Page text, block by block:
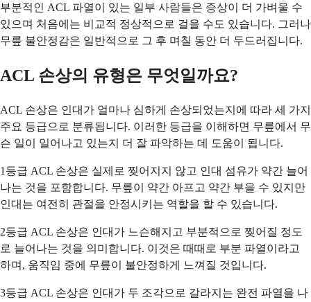
부분적인 ACL 파열이 있는 일부 사람들은 증상이 더 가벼울 수
있으며 처음에는 비교적 정상적으로 걸을 수도 있습니다. 그러나
무릎 불안정감은 일반적으로 그 후 며칠 동안 더 두드러집니다.
ACL 손상의 유형은 무엇일까요?
ACL 손상은 인대가 얼마나 심하게 손상되었는지에 따라 세 가지
주요 등급으로 분류됩니다. 이러한 등급을 이해하면 무릎에서 무
슨 일이 일어나고 있는지 더 잘 파악하는 데 도움이 됩니다.
1등급 ACL 손상은 실제로 찢어지지 않고 인대 섬유가 약간 늘어
나는 것을 포함합니다. 무릎이 약간 아프고 약간 부을 수 있지만
인대는 여전히 관절을 안정시키는 역할을 할 수 있습니다.
2등급 ACL 손상은 인대가 느슨해지고 부분적으로 찢어질 정도
로 늘어나는 것을 의미합니다. 이것은 때때로 부분 파열이라고
하며, 움직임 중에 무릎이 불안정하게 느껴질 것입니다.
3등급 ACL 손상은 인대가 두 조각으로 갈라지는 완전 파열을 나